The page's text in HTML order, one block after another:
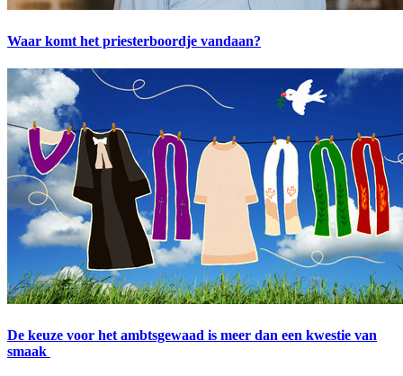
Waar komt het priesterboordje vandaan?
De keuze voor het ambtsgewaad is meer dan een kwestie van
smaak